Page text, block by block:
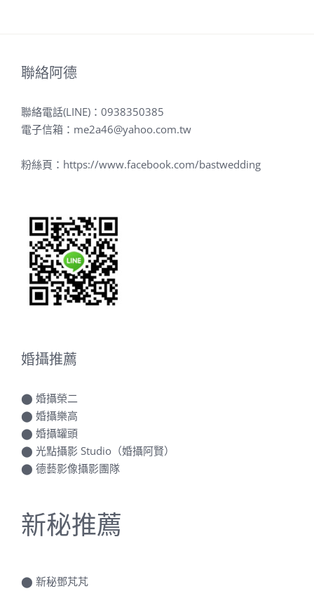
聯絡阿德
聯絡電話(LINE)： 0938350385
電子信箱： me2a46@yahoo.com.tw
粉絲頁： https://www.facebook.com/bastwedding
婚攝推薦
⬤ 婚攝榮二
⬤ 婚攝樂高
⬤ 婚攝罐頭
⬤ 光點攝影 Studio（婚攝阿賢）
⬤ 德藝影像攝影團隊
新秘推薦
⬤ 新秘鄧芃芃